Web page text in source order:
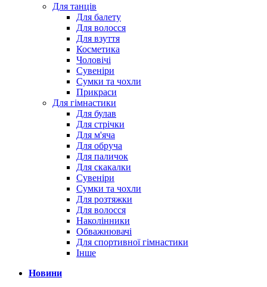
Для танців
Для балету
Для волосся
Для взуття
Косметика
Чоловічі
Сувеніри
Сумки та чохли
Прикраси
Для гімнастики
Для булав
Для стрічки
Для м'яча
Для обруча
Для паличок
Для скакалки
Сувеніри
Сумки та чохли
Для розтяжки
Для волосся
Наколінники
Обважнювачі
Для спортивної гімнастики
Інше
Новини